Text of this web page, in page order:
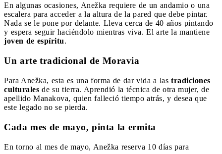
En algunas ocasiones, Anežka requiere de un andamio o una
escalera para acceder a la altura de la pared que debe pintar.
Nada se le pone por delante. Lleva cerca de 40 años pintando
y espera seguir haciéndolo mientras viva. El arte la mantiene
joven de espíritu.
Un arte tradicional de Moravia
Para Anežka, esta es una forma de dar vida a las tradiciones
culturales de su tierra. Aprendió la técnica de otra mujer, de
apellido Manakova, quien falleció tiempo atrás, y desea que
este legado no se pierda.
Cada mes de mayo, pinta la ermita
En torno al mes de mayo, Anežka reserva 10 días para